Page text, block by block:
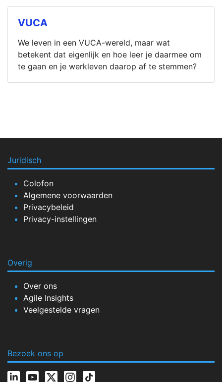
VUCA
We leven in een VUCA-wereld, maar wat
betekent dat eigenlijk en hoe leer je daarmee om
te gaan en je werkleven daarop af te stemmen?
Juridisch
Colofon
Algemene voorwaarden
Privacybeleid
Privacy-instellingen
Overig
Over ons
Agile Insights
Veelgestelde vragen
Bezoek ons op